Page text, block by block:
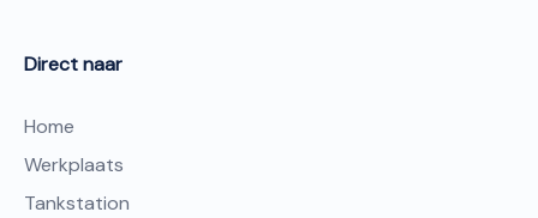
Direct naar
Home
Werkplaats
Tankstation